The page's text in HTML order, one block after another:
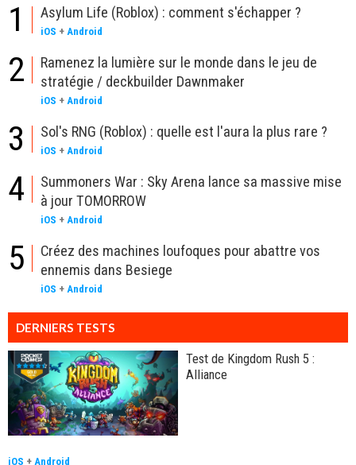
1 Asylum Life (Roblox) : comment s'échapper ?
iOS + Android
2
Ramenez la lumière sur le monde dans le jeu de
stratégie / deckbuilder Dawnmaker
iOS + Android
3 Sol's RNG (Roblox) : quelle est l'aura la plus rare ?
iOS + Android
4
Summoners War : Sky Arena lance sa massive mise
à jour TOMORROW
iOS + Android
5
Créez des machines loufoques pour abattre vos
ennemis dans Besiege
iOS + Android
DERNIERS TESTS
Test de Kingdom Rush 5 :
Alliance
iOS + Android